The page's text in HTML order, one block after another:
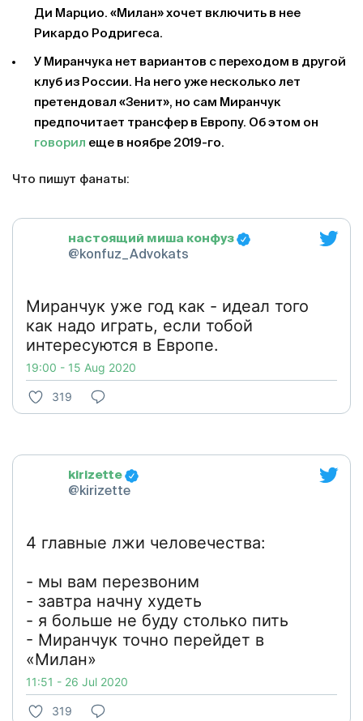
Ди Марцио. «Милан» хочет включить в нее
Рикардо Родригеса.
У Миранчука нет вариантов с переходом в другой
клуб из России. На него уже несколько лет
претендовал «Зенит», но сам Миранчук
предпочитает трансфер в Европу. Об этом он
говорил еще в ноябре 2019-го.
Что пишут фанаты:
настоящий миша конфуз
@konfuz_Advokats
Миранчук уже год как - идеал того
как надо играть, если тобой
интересуются в Европе.
19:00 - 15 Aug 2020
319
kirizette
@kirizette
4 главные лжи человечества:
- мы вам перезвоним
- завтра начну худеть
- я больше не буду столько пить
- Миранчук точно перейдет в
«Милан»
11:51 - 26 Jul 2020
319